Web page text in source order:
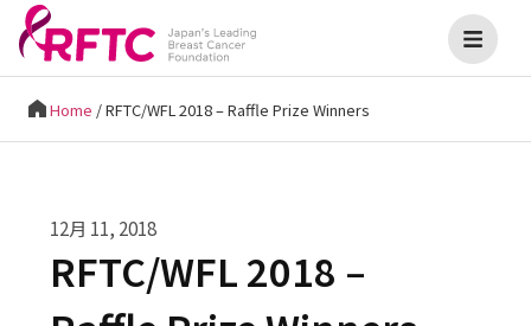
Home /RFTC/WFL 2018 – Raffle Prize Winners
12月 11, 2018
RFTC/WFL 2018 –